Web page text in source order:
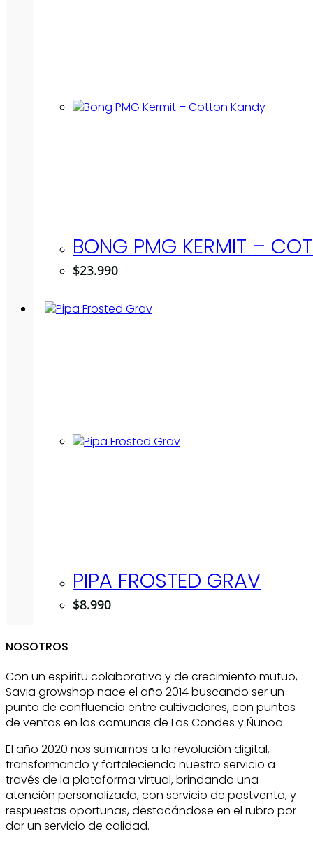
BONG PMG KERMIT –
$23.990
PIPA FROSTED GRAV
$8.990
NOSOTROS
Con un espíritu colaborativo y de crecimiento mutuo,
Savia growshop nace el año 2014 buscando ser un
punto de confluencia entre cultivadores, con puntos
de ventas en las comunas de Las Condes y Ñuñoa.
El año 2020 nos sumamos a la revolución digital,
transformando y fortaleciendo nuestro servicio a
través de la plataforma virtual, brindando una
atención personalizada, con servicio de postventa, y
respuestas oportunas, destacándose en el rubro por
dar un servicio de calidad.